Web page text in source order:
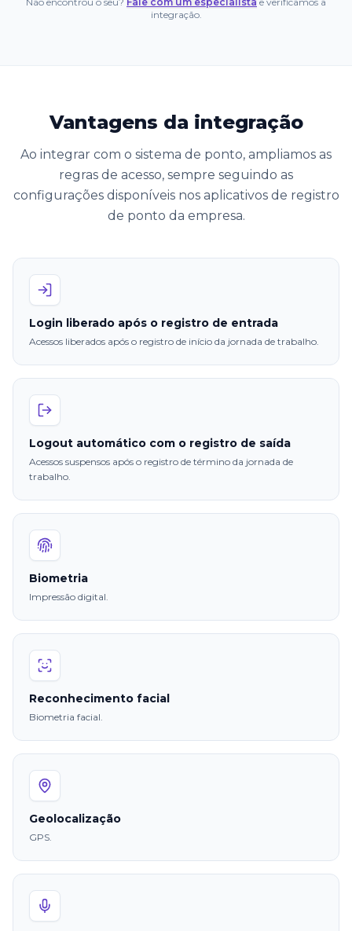
integração.
Vantagens da integração
Ao integrar com o sistema de ponto, ampliamos as
regras de acesso, sempre seguindo as
configurações disponíveis nos aplicativos de registro
de ponto da empresa.
Login liberado após o registro de entrada
Acessos liberados após o registro de início da jornada de trabalho.
Logout automático com o registro de saída
Acessos suspensos após o registro de término da jornada de
trabalho.
Biometria
Impressão digital.
Reconhecimento facial
Biometria facial.
Geolocalização
GPS.